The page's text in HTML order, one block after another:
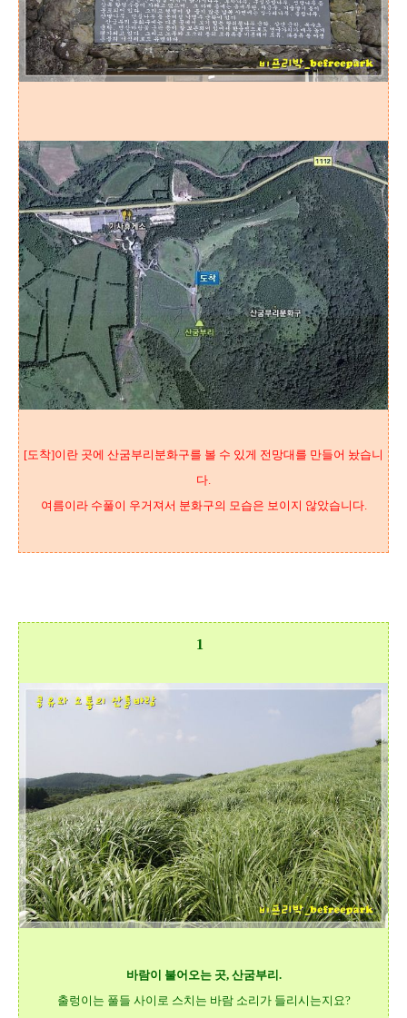
[도착]이란 곳에 산굼부리분화구를 볼 수 있게 전망대를 만들어 놨습니
다.
여름이라 수풀이 우거져서 분화구의 모습은 보이지 않았습니다.
1
바람이 불어오는 곳, 산굼부리.
출렁이는 풀들 사이로 스치는 바람 소리가 들리시는지요?